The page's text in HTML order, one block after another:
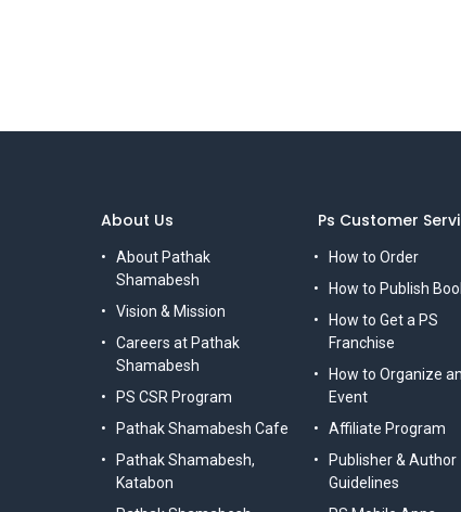
Ps Customer
How to Order
How to Publish
How to Get a PS
Franchise
How to Organize an
Event
Affiliate Program
Publisher & Author
Guidelines
About Us
About Pathak
Shamabesh
Vision & Mission
Careers at Pathak
Shamabesh
PS CSR Program
Pathak Shamabesh Cafe
Pathak Shamabesh,
Katabon